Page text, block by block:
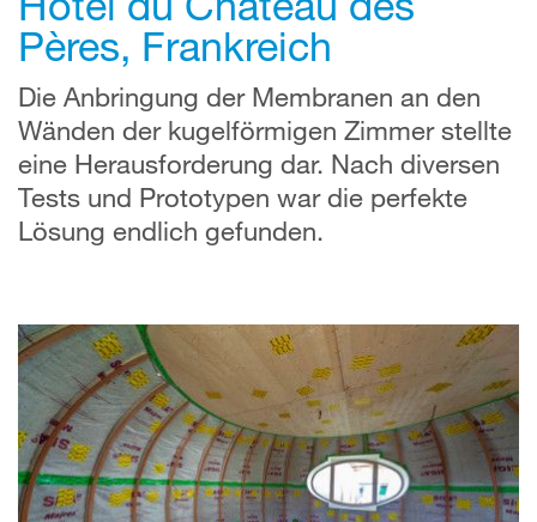
Pères, Frankreich
Die Anbringung der Membranen an den
Wänden der kugelförmigen Zimmer stellte
eine Herausforderung dar. Nach diversen
Tests und Prototypen war die perfekte
Lösung endlich gefunden.